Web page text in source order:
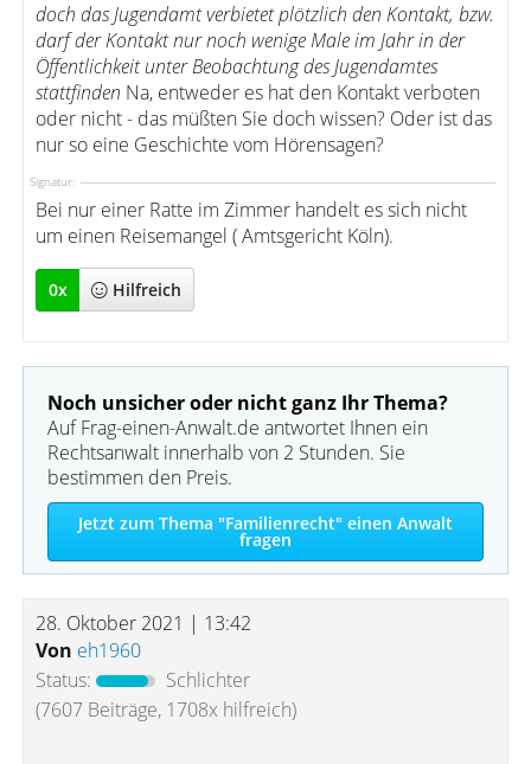
doch das Jugendamt verbietet plötzlich den Kontakt, bzw.
darf der Kontakt nur noch wenige Male im Jahr in der
Öffentlichkeit unter Beobachtung des Jugendamtes
stattfinden Na, entweder es hat den Kontakt verboten
oder nicht - das müßten Sie doch wissen? Oder ist das
nur so eine Geschichte vom Hörensagen?
Signatur:
Bei nur einer Ratte im Zimmer handelt es sich nicht
um einen Reisemangel ( Amtsgericht Köln).
0x Hilfreich
Noch unsicher oder nicht ganz Ihr Thema?
Auf Frag-einen-Anwalt.de antwortet Ihnen ein
Rechtsanwalt innerhalb von 2 Stunden. Sie
bestimmen den Preis.
Jetzt zum Thema "Familienrecht" einen Anwalt
fragen
28. Oktober 2021 | 13:42
Von eh1960
Status:
Schlichter
(7607 Beiträge, 1708x hilfreich)